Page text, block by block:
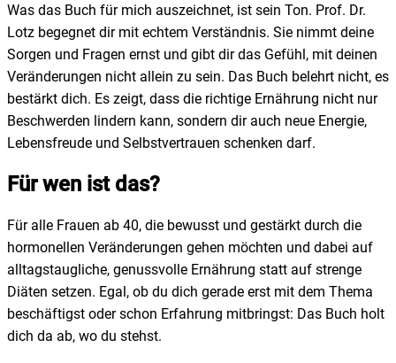
Was das Buch für mich auszeichnet, ist sein Ton. Prof. Dr.
Lotz begegnet dir mit echtem Verständnis. Sie nimmt deine
Sorgen und Fragen ernst und gibt dir das Gefühl, mit deinen
Veränderungen nicht allein zu sein. Das Buch belehrt nicht, es
bestärkt dich. Es zeigt, dass die richtige Ernährung nicht nur
Beschwerden lindern kann, sondern dir auch neue Energie,
Lebensfreude und Selbstvertrauen schenken darf.
Für wen ist das?
Für alle Frauen ab 40, die bewusst und gestärkt durch die
hormonellen Veränderungen gehen möchten und dabei auf
alltagstaugliche, genussvolle Ernährung statt auf strenge
Diäten setzen. Egal, ob du dich gerade erst mit dem Thema
beschäftigst oder schon Erfahrung mitbringst: Das Buch holt
dich da ab, wo du stehst.